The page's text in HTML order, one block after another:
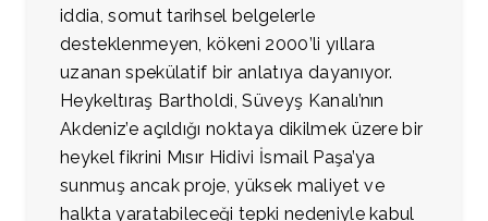
iddia, somut tarihsel belgelerle
desteklenmeyen, kökeni 2000’li yıllara
uzanan spekülatif bir anlatıya dayanıyor.
Heykeltıraş Bartholdi, Süveyş Kanalı’nın
Akdeniz’e açıldığı noktaya dikilmek üzere bir
heykel fikrini Mısır Hidivi İsmail Paşa’ya
sunmuş ancak proje, yüksek maliyet ve
halkta yaratabileceği tepki nedeniyle kabul